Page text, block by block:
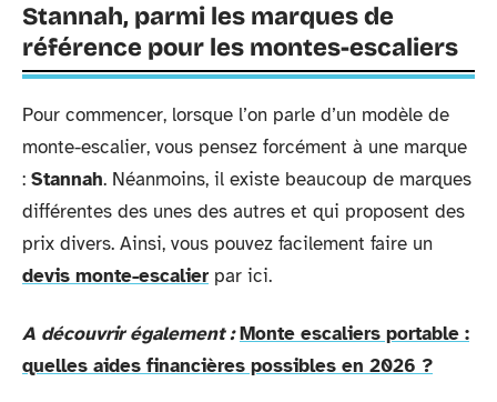
Stannah, parmi les marques de
référence pour les montes-escaliers
Pour commencer, lorsque l’on parle d’un modèle de
monte-escalier, vous pensez forcément à une marque
: Stannah. Néanmoins, il existe beaucoup de marques
différentes des unes des autres et qui proposent des
prix divers. Ainsi, vous pouvez facilement faire un
devis monte-escalier par ici.
A découvrir également : Monte escaliers portable :
quelles aides financières possibles en 2026 ?